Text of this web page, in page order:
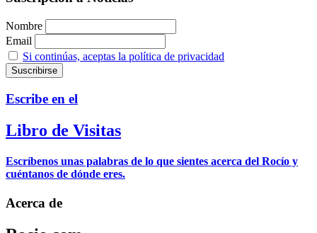
Nombre
Email
Si continúas, aceptas la política de privacidad
Escribe en el
Libro de Visitas
Escríbenos unas palabras de lo que sientes acerca del Rocío y
cuéntanos de dónde eres.
Acerca de